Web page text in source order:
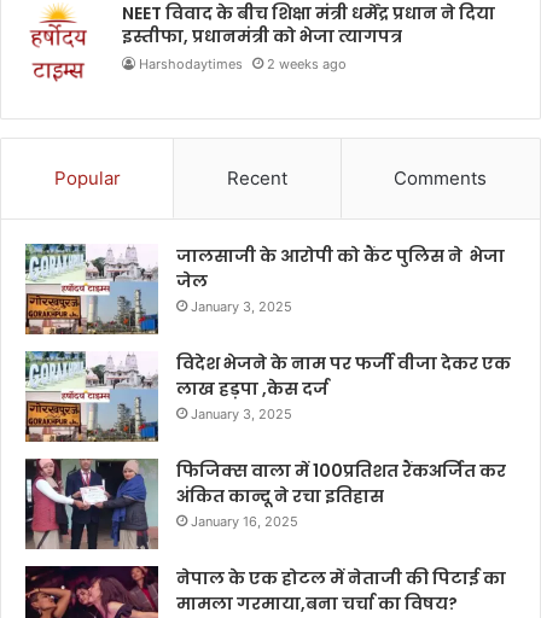
NEET विवाद के बीच शिक्षा मंत्री धर्मेंद्र प्रधान ने दिया
इस्तीफा, प्रधानमंत्री को भेजा त्यागपत्र
Harshodaytimes 2 weeks ago
Popular Recent Comments
जालसाजी के आरोपी को कैंट पुलिस ने भेजा
जेल
January 3, 2025
विदेश भेजने के नाम पर फर्जी वीजा देकर एक
लाख हड़पा ,केस दर्ज
January 3, 2025
फिजिक्स वाला में 100प्रतिशत रैंकअर्जित कर
अंकित कान्दू ने रचा इतिहास
January 16, 2025
नेपाल के एक होटल में नेताजी की पिटाई का
मामला गरमाया,बना चर्चा का विषय?